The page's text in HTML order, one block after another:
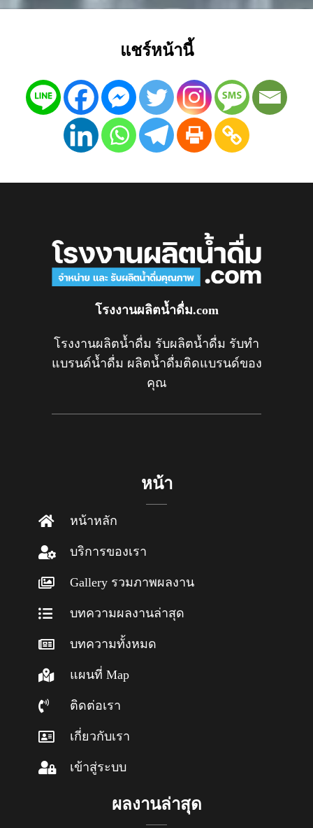
แชร์หน้านี้
โรงงานผลิตน้ำดื่ม.com
โรงงานผลิตน้ำดื่ม รับผลิตน้ำดื่ม รับทำ
แบรนด์น้ำดื่ม ผลิตน้ำดื่มติดแบรนด์ของ
คุณ
หน้า
หน้าหลัก
บริการของเรา
Gallery รวมภาพผลงาน
บทความผลงานล่าสุด
บทความทั้งหมด
แผนที่ Map
ติดต่อเรา
เกี่ยวกับเรา
เข้าสู่ระบบ
ผลงานล่าสุด